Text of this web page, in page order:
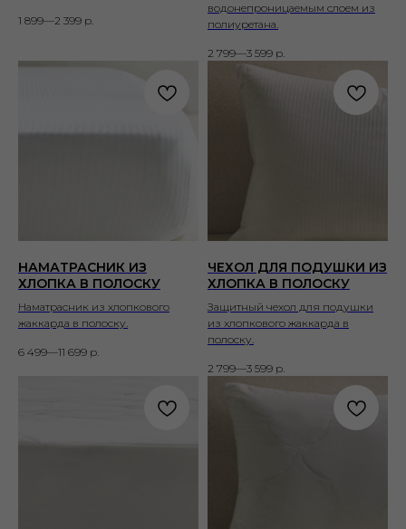
1 899—2 399 р.
водонепроницаемым слоем из
полиуретана.
2 799—3 599 р.
НАМАТРАСНИК ИЗ
ХЛОПКА В ПОЛОСКУ
Наматрасник из хлопкового
жаккарда в полоску.
6 499—11 699 р.
ЧЕХОЛ ДЛЯ ПОДУШКИ ИЗ
ХЛОПКА В ПОЛОСКУ
Защитный чехол для подушки
из хлопкового жаккарда в
полоску.
2 799—3 599 р.